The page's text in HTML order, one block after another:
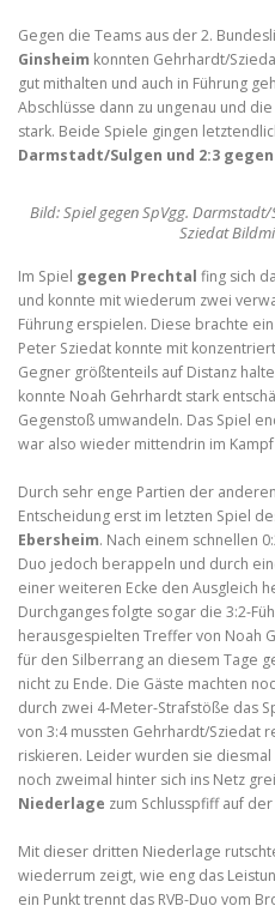
Gegen die Teams aus der 2.
Ginsheim konnten Gehrhardt/
gut mithalten und auch in Führung
Abschlüsse dann zu ungenau und
stark. Beide Spiele gingen
Darmstadt/Sulgen und 2:3
Bild: Spiel gegen SpVgg.
Sziedat
Im Spiel gegen Prechtal fing sich
und konnte mit wiederum zwei
Führung erspielen. Diese brachte
Peter Sziedat konnte mit
Gegner größtenteils auf Distanz
konnte Noah Gehrhardt stark
Gegenstoß umwandeln. Das Spiel
war also wieder mittendrin im
Durch sehr enge Partien der
Entscheidung erst im letzten Spiel
Ebersheim. Nach einem schnellen
Duo jedoch berappeln und durch
einer weiteren Ecke den Ausgleich
Durchganges folgte sogar die 3:2-
herausgespielten Treffer von Noah
für den Silberrang an diesem Tage
nicht zu Ende. Die Gäste machten
durch zwei 4-Meter-Strafstöße das
von 3:4 mussten Gehrhardt/Sziedat
riskieren. Leider wurden sie
noch zweimal hinter sich ins Netz
Niederlage zum Schlusspfiff auf
Mit dieser dritten Niederlage
wiederrum zeigt, wie eng das
ein Punkt trennt das RVB-Duo vom